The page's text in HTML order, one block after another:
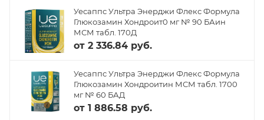
Уесаппс Ультра Энерджи Флекс Формула
Глюкозамин Хондроит0 мг № 90 БАин
МСМ табл. 170Д
от 2 336.84 руб.
Уесаппс Ультра Энерджи Флекс Формула
Глюкозамин Хондроитин МСМ табл. 1700
мг № 60 БАД
от 1 886.58 руб.